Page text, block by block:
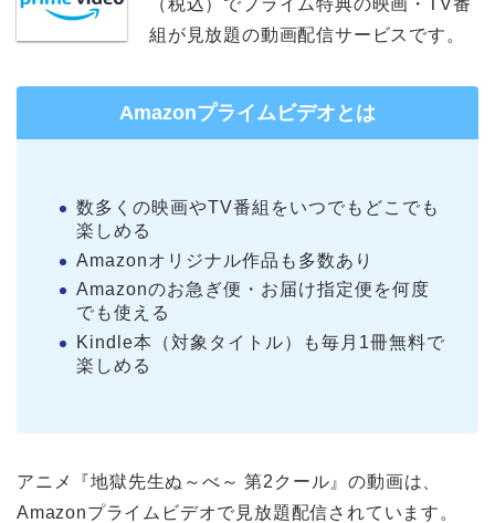
（税込）でプライム特典の映画・TV番
組が見放題の動画配信サービスです。
Amazonプライムビデオとは
数多くの映画やTV番組をいつでもどこでも
楽しめる
Amazonオリジナル作品も多数あり
Amazonのお急ぎ便・お届け指定便を何度
でも使える
Kindle本（対象タイトル）も毎月1冊無料で
楽しめる
アニメ『地獄先生ぬ～べ～ 第2クール』の動画は、
Amazonプライムビデオで見放題配信されています。